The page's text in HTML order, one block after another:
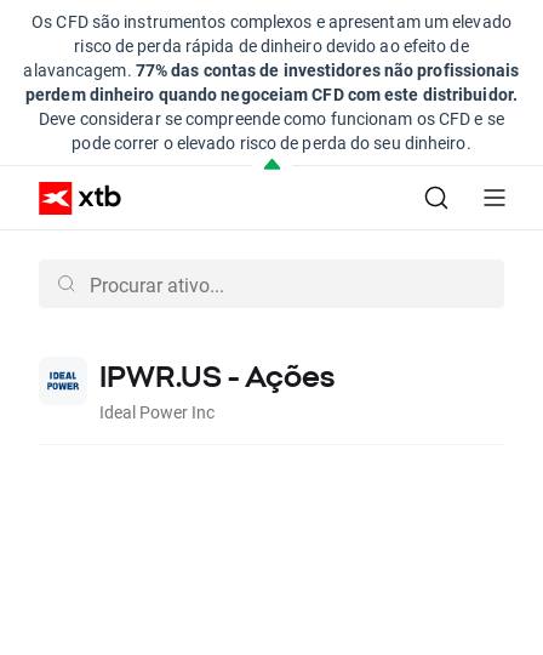
Os CFD são instrumentos complexos e apresentam um elevado
risco de perda rápida de dinheiro devido ao efeito de
alavancagem. 77% das contas de investidores não profissionais
perdem dinheiro quando negoceiam CFD com este distribuidor.
Deve considerar se compreende como funcionam os CFD e se
pode correr o elevado risco de perda do seu dinheiro.
IPWR.US - Ações
Ideal Power Inc